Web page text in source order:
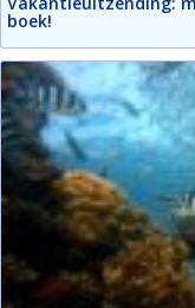
boek!